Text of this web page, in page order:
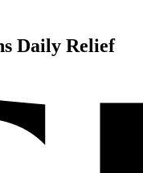
Daily Relief